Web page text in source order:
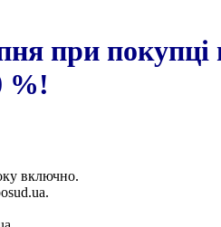
при
%!
включно.